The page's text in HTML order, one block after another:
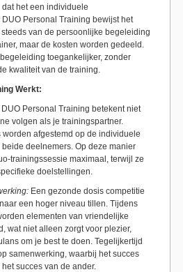
het een individuele
Personal Training bewijst het
van de persoonlijke begeleiding
maar de kosten worden gedeeld.
toegankelijker, zonder
kwaliteit van de training.
Werkt:
DUO Personal Training betekent niet
volgen als je trainingspartner.
worden afgestemd op de individuele
deelnemers. Op deze manier
trainingssessie maximaal, terwijl ze
doelstellingen.
Een gezonde dosis competitie
een hoger niveau tillen. Tijdens
elementen van vriendelijke
wat niet alleen zorgt voor plezier,
om je best te doen. Tegelijkertijd
samenwerking, waarbij het succes
succes van de ander.